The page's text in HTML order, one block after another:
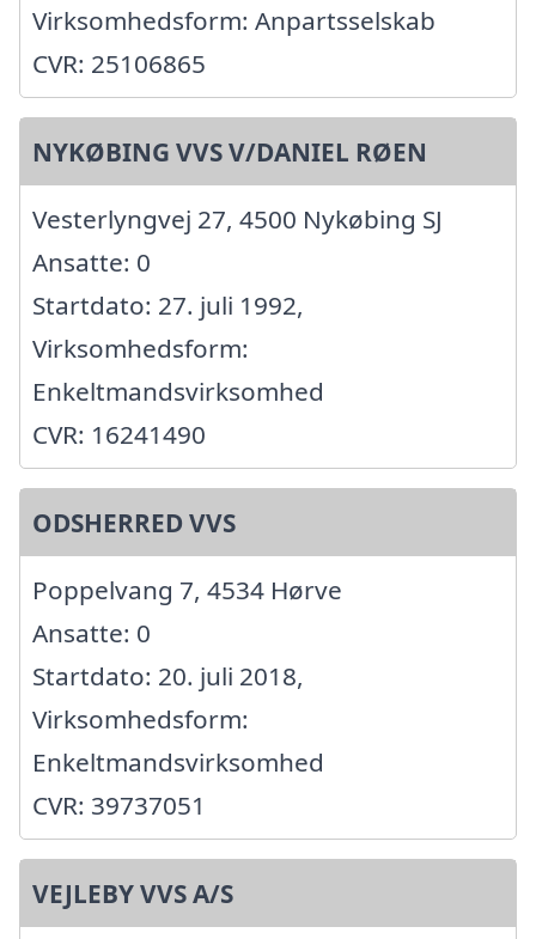
Virksomhedsform: Anpartsselskab
CVR: 25106865
NYKØBING VVS V/DANIEL RØEN
Vesterlyngvej 27, 4500 Nykøbing SJ
Ansatte: 0
Startdato: 27. juli 1992,
Virksomhedsform:
Enkeltmandsvirksomhed
CVR: 16241490
ODSHERRED VVS
Poppelvang 7, 4534 Hørve
Ansatte: 0
Startdato: 20. juli 2018,
Virksomhedsform:
Enkeltmandsvirksomhed
CVR: 39737051
VEJLEBY VVS A/S